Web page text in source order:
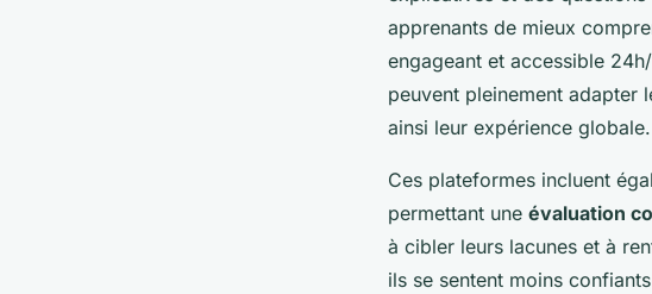
apprenants de mieux
engageant et accessible
peuvent pleinement adapter
ainsi leur expérience globale.
Ces plateformes incluent
permettant une évaluation
à cibler leurs lacunes et à
ils se sentent moins